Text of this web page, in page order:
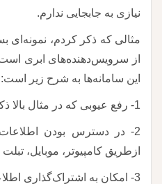
نیازی به جابجایی ندارم.
مثالی که ذکر کردم، نمونه‌ای
از سرویس‌دهنده‌های ابری
این سامانه‌ها به شرح زیر است:
1- رفع عیوبی که در مثال بالا ذکر شد.
2- در دسترس بودن
ازطریق کامپیوتر، موبایل،
3- امکان به اشتراک‌گذاری